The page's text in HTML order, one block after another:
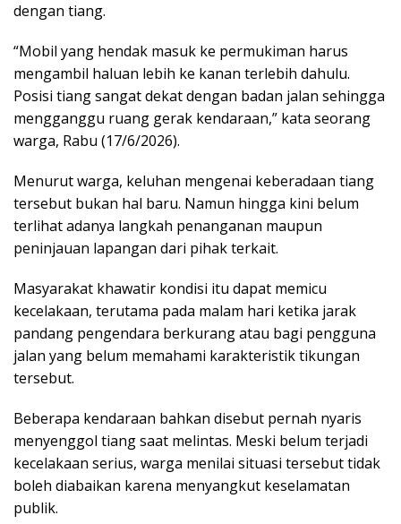
dengan tiang.
“Mobil yang hendak masuk ke permukiman harus
mengambil haluan lebih ke kanan terlebih dahulu.
Posisi tiang sangat dekat dengan badan jalan sehingga
mengganggu ruang gerak kendaraan,” kata seorang
warga, Rabu (17/6/2026).
Menurut warga, keluhan mengenai keberadaan tiang
tersebut bukan hal baru. Namun hingga kini belum
terlihat adanya langkah penanganan maupun
peninjauan lapangan dari pihak terkait.
Masyarakat khawatir kondisi itu dapat memicu
kecelakaan, terutama pada malam hari ketika jarak
pandang pengendara berkurang atau bagi pengguna
jalan yang belum memahami karakteristik tikungan
tersebut.
Beberapa kendaraan bahkan disebut pernah nyaris
menyenggol tiang saat melintas. Meski belum terjadi
kecelakaan serius, warga menilai situasi tersebut tidak
boleh diabaikan karena menyangkut keselamatan
publik.